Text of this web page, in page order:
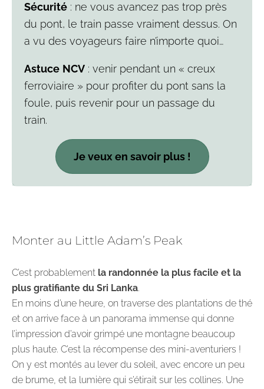
Sécurité : ne vous avancez pas trop près
du pont, le train passe vraiment dessus. On
a vu des voyageurs faire n’importe quoi…
Astuce NCV : venir pendant un « creux
ferroviaire » pour profiter du pont sans la
foule, puis revenir pour un passage du
train.
Je veux en savoir plus !
Monter au Little Adam’s Peak
C’est probablement la randonnée la plus facile et la
plus gratifiante du Sri Lanka.
En moins d’une heure, on traverse des plantations de thé
et on arrive face à un panorama immense qui donne
l’impression d’avoir grimpé une montagne beaucoup
plus haute. C’est la récompense des mini-aventuriers !
On y est montés au lever du soleil, avec encore un peu
de brume, et la lumière qui s’étirait sur les collines. Une